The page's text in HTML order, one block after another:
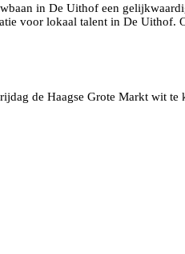
in De Uithof een
voor lokaal talent in De Uithof.
de Haagse Grote Markt wit te